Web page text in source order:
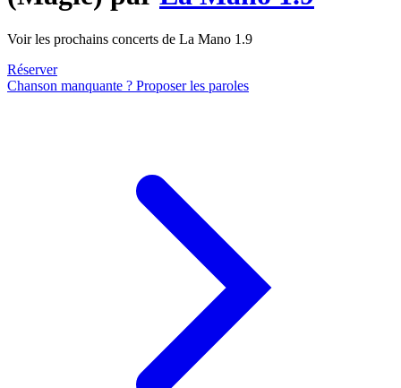
Voir les prochains concerts de La Mano 1.9
Réserver
Chanson manquante ? Proposer les paroles